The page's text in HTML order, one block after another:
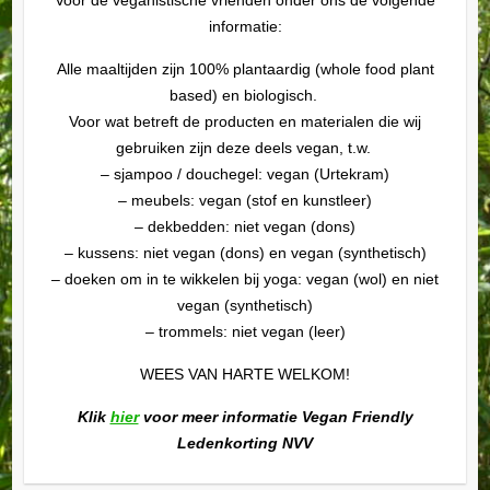
informatie:
Alle maaltijden zijn 100% plantaardig (whole food plant
based) en biologisch.
Voor wat betreft de producten en materialen die wij
gebruiken zijn deze deels vegan, t.w.
– sjampoo / douchegel: vegan (Urtekram)
– meubels: vegan (stof en kunstleer)
– dekbedden: niet vegan (dons)
– kussens: niet vegan (dons) en vegan (synthetisch)
– doeken om in te wikkelen bij yoga: vegan (wol) en niet
vegan (synthetisch)
– trommels: niet vegan (leer)
WEES VAN HARTE WELKOM!
Klik hiervoor meer informatie Vegan Friendly
Ledenkorting NVV